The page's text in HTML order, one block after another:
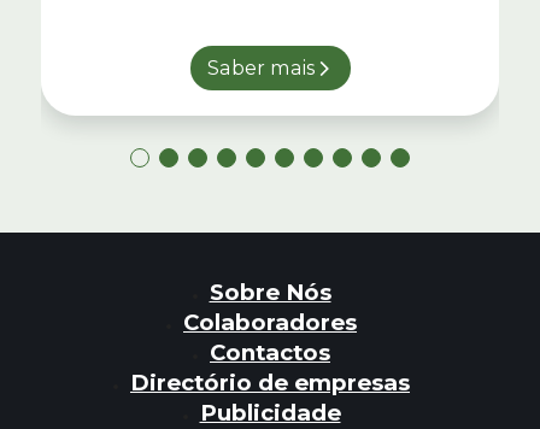
Saber mais
Sobre Nós
Colaboradores
Contactos
Directório de empresas
Publicidade